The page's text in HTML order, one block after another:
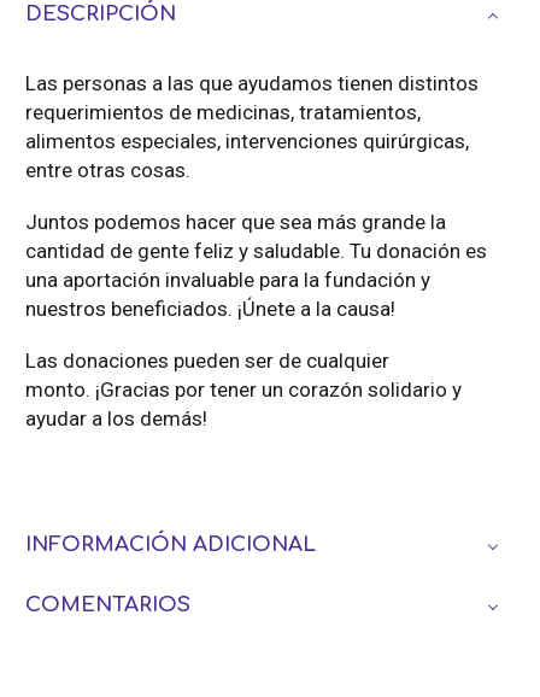
DESCRIPCIÓN
Las personas a las que ayudamos tienen distintos
requerimientos de medicinas, tratamientos,
alimentos especiales, intervenciones quirúrgicas,
entre otras cosas.
Juntos podemos hacer que sea más grande la
cantidad de gente feliz y saludable. Tu donación es
una aportación invaluable para la fundación y
nuestros beneficiados. ¡Únete a la causa!
Las donaciones pueden ser de cualquier
monto. ¡Gracias por tener un corazón solidario y
ayudar a los demás!
INFORMACIÓN ADICIONAL
COMENTARIOS